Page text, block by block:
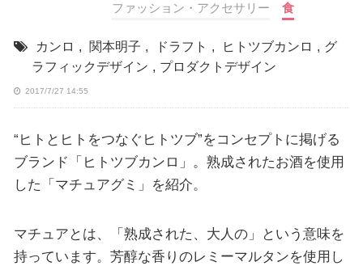
ファッション・アクセサリー 食
カンロ , 関本明子 , ドラフト , ヒトツブカンロ , グ
ラフィックデザイン , プロダクトデザイン
2017/7/27 14:55
“ヒトとヒトをつなぐヒトツブ”をコンセプトに掲げる
ブランド「ヒトツブカンロ」。熟成されたお酒を使用
した「マチュアグミ」を紹介。
マチュアとは、「熟成された、大人の」という意味を
持っています。芳醇な香りのレミーマルタンを使用し